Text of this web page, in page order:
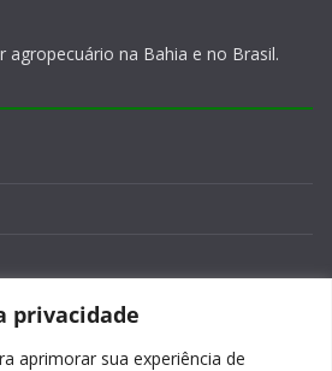
privacidade
aprimorar sua experiência de
agropecuário na Bahia e no Brasil.